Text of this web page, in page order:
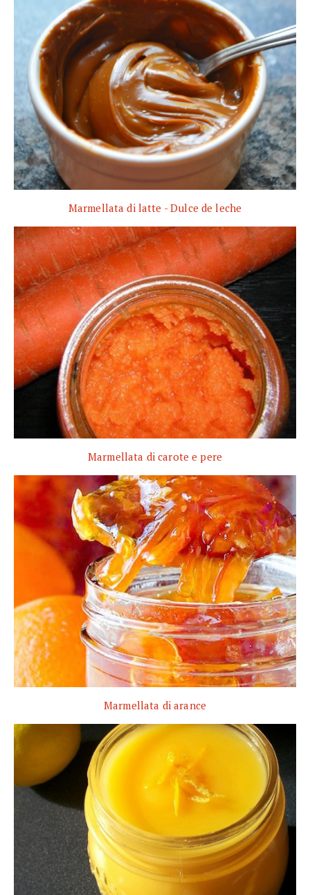
Marmellata di latte - Dulce de leche
Marmellata di carote e pere
Marmellata di arance